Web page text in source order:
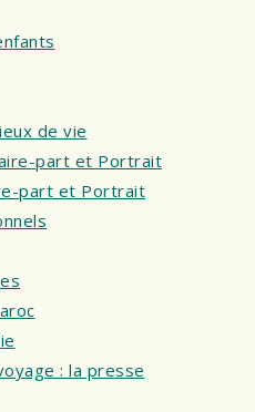
de vie
part et Portrait
part et Portrait
: la presse